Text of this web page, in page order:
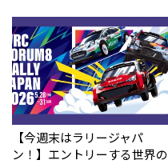
【今週末はラリージャパ
ン！】エントリーする世界の